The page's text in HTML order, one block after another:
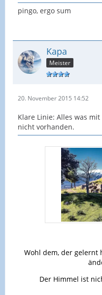
pingo, ergo sum
Kapa
Meister
20. November 2015 14:52
Klare Linie: Alles was
nicht vorhanden.
Wohl dem, der gelernt
Der Himmel ist